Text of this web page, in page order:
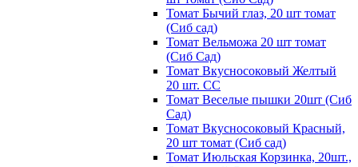
Томат Бычий глаз, 20 шт томат
(Сиб сад)
Томат Вельможа 20 шт томат
(Сиб Сад)
Томат Вкусносоковый Желтый
20 шт. СС
Томат Веселые пышки 20шт (Сиб
Сад)
Томат Вкусносоковый Красный,
20 шт томат (Сиб сад)
Томат Июльская Корзинка, 20шт.,